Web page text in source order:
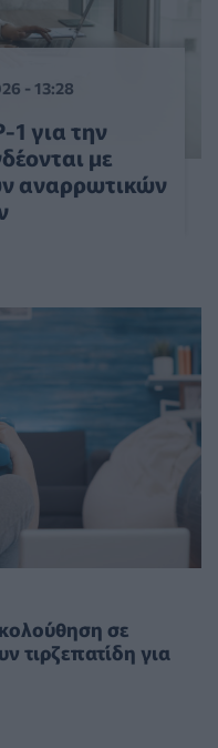
- 13:28
1 για την
με
αναρρωτικών
σε
τιρζεπατίδη για